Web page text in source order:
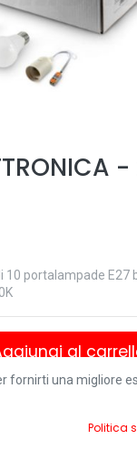
-
10 portalampade E27
al
fornirti una migliore
Politica